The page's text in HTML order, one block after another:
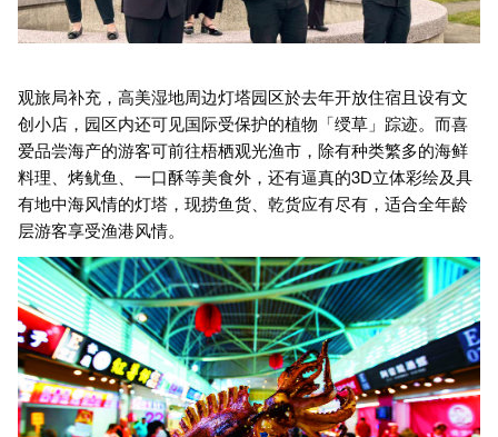
观旅局补充，高美湿地周边灯塔园区於去年开放住宿且设有文
创小店，园区内还可见国际受保护的植物「绶草」踪迹。而喜
爱品尝海产的游客可前往梧栖观光渔市，除有种类繁多的海鲜
料理、烤鱿鱼、一口酥等美食外，还有逼真的3D立体彩绘及具
有地中海风情的灯塔，现捞鱼货、乾货应有尽有，适合全年龄
层游客享受渔港风情。